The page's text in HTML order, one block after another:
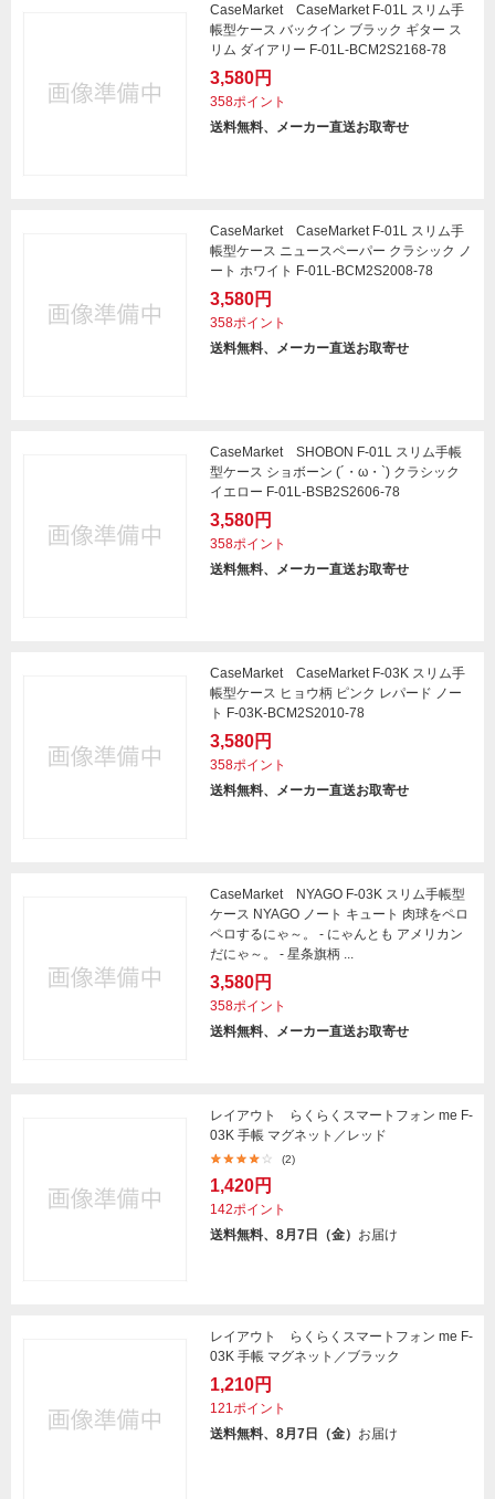
CaseMarket CaseMarket F-01L スリム手
帳型ケース バックイン ブラック ギター ス
リム ダイアリー F-01L-BCM2S2168-78
3,580円
358ポイント
送料無料、メーカー直送お取寄せ
CaseMarket CaseMarket F-01L スリム手
帳型ケース ニュースペーパー クラシック ノ
ート ホワイト F-01L-BCM2S2008-78
3,580円
358ポイント
送料無料、メーカー直送お取寄せ
CaseMarket SHOBON F-01L スリム手帳
型ケース ショボーン (´・ω・`) クラシック
イエロー F-01L-BSB2S2606-78
3,580円
358ポイント
送料無料、メーカー直送お取寄せ
CaseMarket CaseMarket F-03K スリム手
帳型ケース ヒョウ柄 ピンク レパード ノー
ト F-03K-BCM2S2010-78
3,580円
358ポイント
送料無料、メーカー直送お取寄せ
CaseMarket NYAGO F-03K スリム手帳型
ケース NYAGO ノート キュート 肉球をペロ
ペロするにゃ～。 - にゃんとも アメリカン
だにゃ～。 - 星条旗柄 ...
3,580円
358ポイント
送料無料、メーカー直送お取寄せ
レイアウト らくらくスマートフォン me F-
03K 手帳 マグネット／レッド
(2)
1,420円
142ポイント
送料無料、8月7日（金） お届け
レイアウト らくらくスマートフォン me F-
03K 手帳 マグネット／ブラック
1,210円
121ポイント
送料無料、8月7日（金） お届け